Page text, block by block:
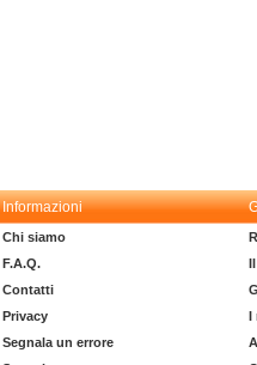
Informazioni
Chi siamo
F.A.Q.
Contatti
Privacy
Segnala un errore
I